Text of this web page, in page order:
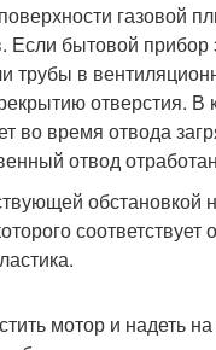
газовой
бытовой прибор
трубы в
отверстия. В
во время отвода
отвод
обстановкой
соответствует
мотор и надеть